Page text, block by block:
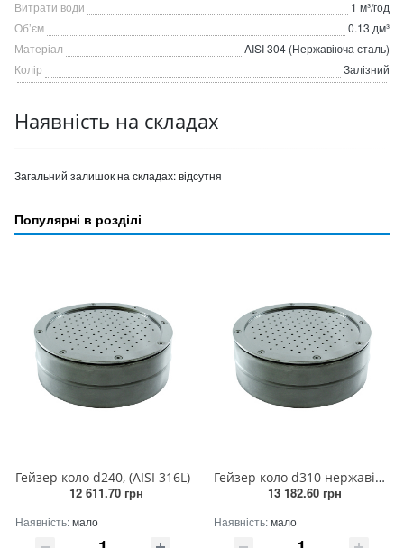
Витрати води
1 м³/год
Об’єм
0.13 дм³
Матеріал
AISI 304 (Нержавіюча сталь)
Колір
Залізний
Наявність на складах
Загальний залишок на складах:відсутня
Популярні в розділі
Гейзер коло d240, (AISI 316L)
12 611.70 грн
Наявність:мало
Гейзер коло d310 нержавіюча сталь
13 182.60 грн
Наявність:мало